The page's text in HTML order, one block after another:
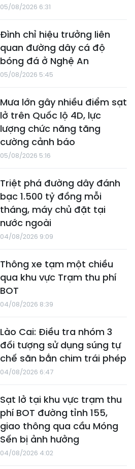
05/08/2026 6:31
Đình chỉ hiệu trưởng liên
quan đường dây cá độ
bóng đá ở Nghệ An
05/08/2026 5:45
Mưa lớn gây nhiều điểm sạt
lở trên Quốc lộ 4D, lực
lượng chức năng tăng
cường cảnh báo
05/08/2026 5:16
Triệt phá đường dây đánh
bạc 1.500 tỷ đồng mỗi
tháng, máy chủ đặt tại
nước ngoài
04/08/2026 9:09
Thông xe tạm một chiều
qua khu vực Trạm thu phí
BOT
04/08/2026 8:39
Lào Cai: Điều tra nhóm 3
đối tượng sử dụng súng tự
chế săn bắn chim trái phép
04/08/2026 6:47
Sạt lở tại khu vực trạm thu
phí BOT đường tỉnh 155,
giao thông qua cầu Móng
Sến bị ảnh hưởng
04/08/2026 4:02